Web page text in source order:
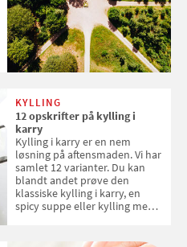
KYLLING
12 opskrifter på kylling i
karry
Kylling i karry er en nem
løsning på aftensmaden. Vi har
samlet 12 varianter. Du kan
blandt andet prøve den
klassiske kylling i karry, en
spicy suppe eller kylling med